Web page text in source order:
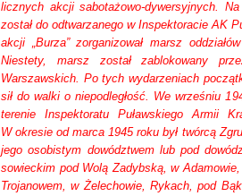
licznych akcji sabotażowo-dywersyjnych.
został do odtwarzanego w Inspektoracie AK
akcji „Burza” zorganizował marsz
Niestety, marsz został zablokowany
Warszawskich. Po tych wydarzeniach
sił do walki o niepodległość. We wrześniu
terenie Inspektoratu Puławskiego Armii
W okresie od marca 1945 roku był twórcą
jego osobistym dowództwem lub pod
sowieckim pod Wolą Zadybską, w
Trojanowem, w Żelechowie, Rykach, pod